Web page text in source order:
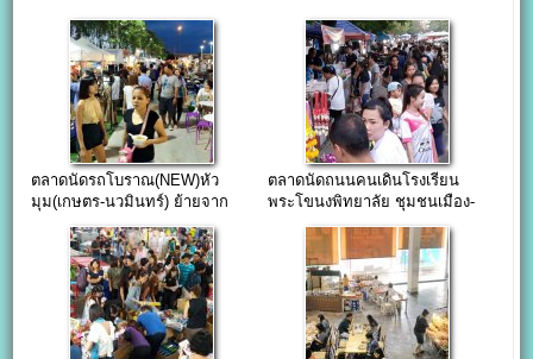
ตลาดนัดรถโบราณ(NEW)หัว
มุม(เกษตร-นวมินทร์) ย้ายจาก
The walk เดิม…
ตลาดนัดถนนคนเดินโรงเรียน
พระโขนงพิทยาลัย ชุมชนเมือง-
สินค้าราคาถูก